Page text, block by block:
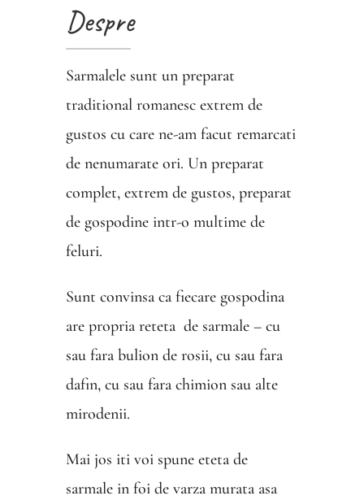
Despre
Sarmalele sunt un preparat
traditional romanesc extrem de
gustos cu care ne-am facut remarcati
de nenumarate ori. Un preparat
complet, extrem de gustos, preparat
de gospodine intr-o multime de
feluri.
Sunt convinsa ca fiecare gospodina
are propria reteta de sarmale– cu
sau fara bulion de rosii, cu sau fara
dafin, cu sau fara chimion sau alte
mirodenii.
Mai jos iti voi spune eteta de
sarmale in foi de varza murata asa